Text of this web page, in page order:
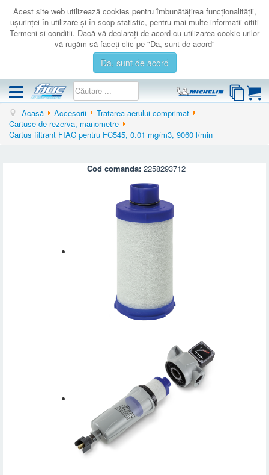
Acest site web utilizează cookies pentru îmbunătăţirea funcţionalităţii,
uşurinţei în utilizare şi în scop statistic, pentru mai multe informatii cititi
Termeni si conditii. Dacă vă declaraţi de acord cu utilizarea cookie-urilor
vă rugăm să faceţi clic pe "Da, sunt de acord"
Da, sunt de acord
COMPRESOARE
ACCESORII
AUTENTIFICARE
Acasă Accesorii
Tratarea aerului comprimat
Cartuse de rezerva, manometre
Cartus filtrant FIAC pentru FC545, 0.01 mg/m3, 9060 l/min
Cod comanda: 2258293712